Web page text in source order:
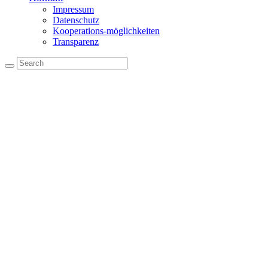
Impressum
Datenschutz
Kooperations-möglichkeiten
Transparenz